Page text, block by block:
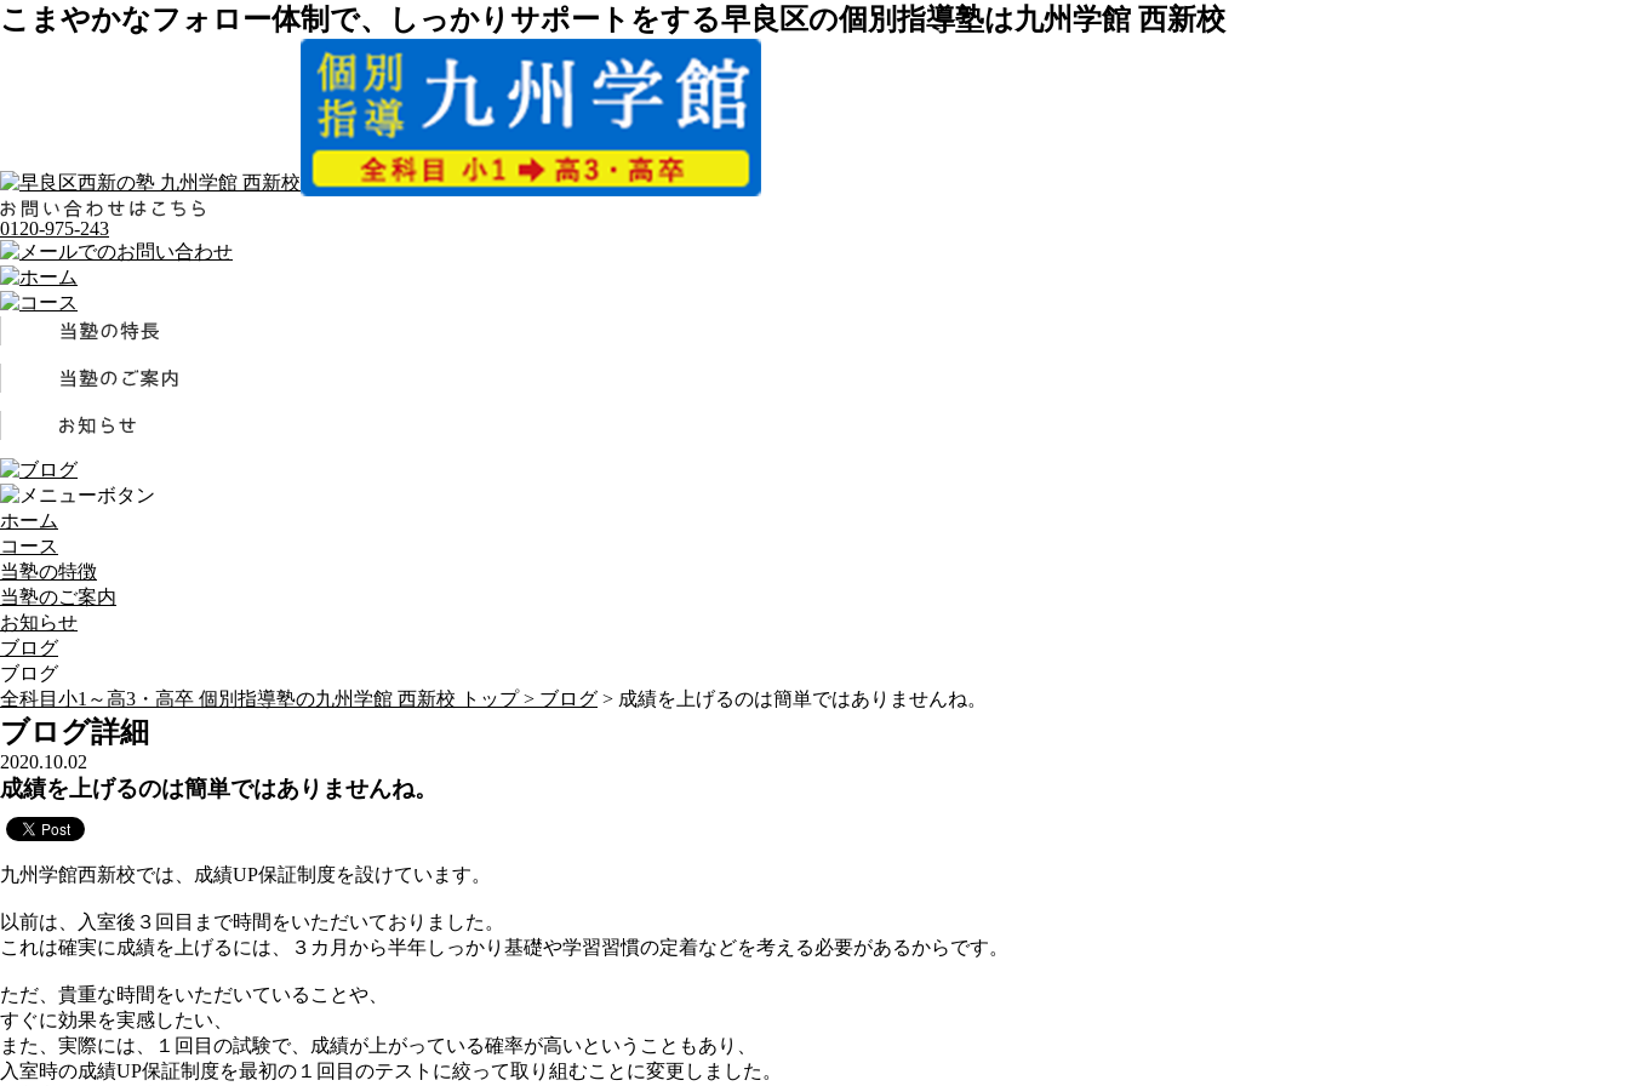
こまやかなフォロー体制で、しっかりサポートをする早良区の個別指導塾は九州学館 西新校
0120-975-243
ホーム
コース
当塾の特徴
当塾のご案内
お知らせ
ブログ
ブログ
全科目小1～高3・高卒 個別指導塾の九州学館 西新校 トップ > ブログ > 成績を上げるのは簡単ではありませんね。
ブログ詳細
2020.10.02
成績を上げるのは簡単ではありませんね。
九州学館西新校では、成績UP保証制度を設けています。
以前は、入室後３回目まで時間をいただいておりました。
これは確実に成績を上げるには、３カ月から半年しっかり基礎や学習習慣の定着などを考える必要があるからです。
ただ、貴重な時間をいただいていることや、
すぐに効果を実感したい、
また、実際には、１回目の試験で、成績が上がっている確率が高いということもあり、
入室時の成績UP保証制度を最初の１回目のテストに絞って取り組むことに変更しました。